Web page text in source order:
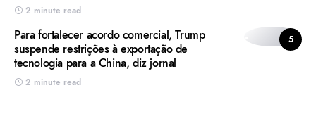
2 minute read
5
Para fortalecer acordo comercial, Trump
suspende restrições à exportação de
tecnologia para a China, diz jornal
2 minute read